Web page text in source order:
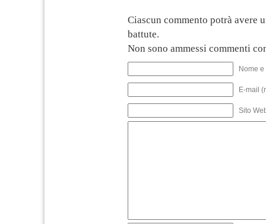
Ciascun commento potrà avere
battute.
Non sono ammessi commenti
Nome
E-mail
Sito